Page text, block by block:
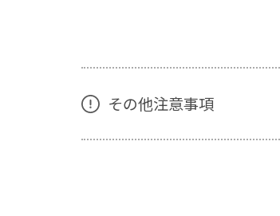
その他注意事項